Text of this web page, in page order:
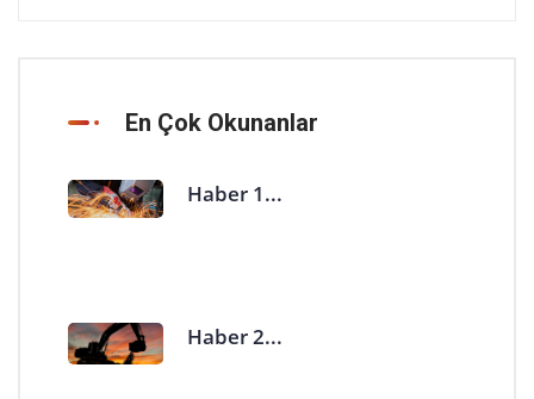
En Çok Okunanlar
Haber 1...
Haber 2...